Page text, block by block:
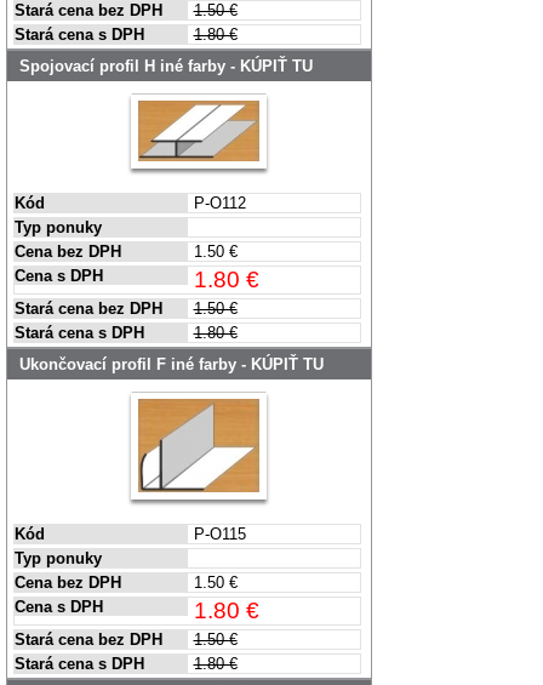
Stará cena bez DPH
1.50 €
Stará cena s DPH
1.80 €
Spojovací profil H iné farby - KÚPIŤ TU
Kód
P-O112
Typ ponuky
Cena bez DPH
1.50 €
Cena s DPH
1.80 €
Stará cena bez DPH
1.50 €
Stará cena s DPH
1.80 €
Ukončovací profil F iné farby - KÚPIŤ TU
Kód
P-O115
Typ ponuky
Cena bez DPH
1.50 €
Cena s DPH
1.80 €
Stará cena bez DPH
1.50 €
Stará cena s DPH
1.80 €